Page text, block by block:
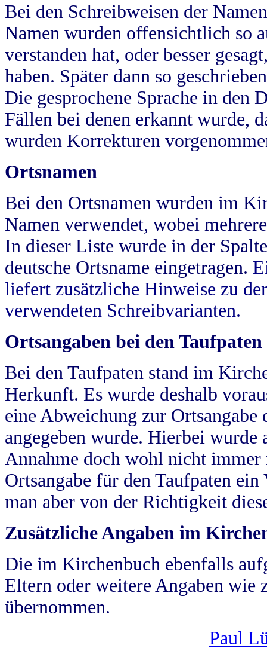
Bei den Schreibweisen der
Namen wurden offensichtlich so
verstanden hat, oder besser
haben. Später dann so
Die gesprochene Sprache in
Fällen bei denen erkannt wurde,
wurden Korrekturen
Ortsnamen
Bei den Ortsnamen wurden im
Namen verwendet, wobei
In dieser Liste wurde in der
deutsche Ortsname eingetragen.
liefert zusätzliche Hinweise zu
verwendeten Schreibvarianten.
Ortsangaben bei den Taufpaten
Bei den Taufpaten stand im
Herkunft. Es wurde deshalb
eine Abweichung zur
angegeben wurde. Hierbei wurde
Annahme doch wohl nicht
Ortsangabe für den Taufpaten
man aber von der Richtigkeit
Zusätzliche Angaben im
Die im Kirchenbuch ebenfalls
Eltern oder weitere Angaben wie
übernommen.
Paul